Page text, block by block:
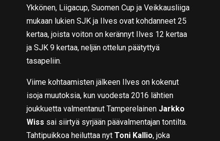
Ykkönen, Liigacup, Suomen Cup ja Veikkausliiga
mukaan lukien SJK ja Ilves ovat kohdanneet 25
kertaa, joista voiton on kerännyt Ilves 12 kertaa
ja SJK 9 kertaa, neljän ottelun päätyttyä
tasapeliin.
Viime kohtaamisten jälkeen Ilves on kokenut
isoja muutoksia, kun vuodesta 2016 lähtien
joukkuetta valmentanut Tamperelainen Jarkko
Wiss sai siirtyä syrjään päävalmentajan tontilta.
Tahtipuikkoa heiluttaa nyt Toni Kallio, joka